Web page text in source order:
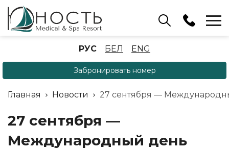
Бассейн
+375 (17) 503 93 22
Аренда беседок
+375 (33) 902 35 07
Отдел бронирования
+375 (17) 503 91 10
РУС БЕЛ ENG
Забронировать номер
Главная Новости 27 сентября —
27 сентября —
Международный день